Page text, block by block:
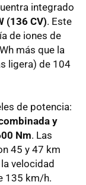
integrado
(136 CV). Este
de iones de
más que la
ligera) de 104
de potencia:
y
Nm. Las
45 y 47 km
velocidad
135 km/h.